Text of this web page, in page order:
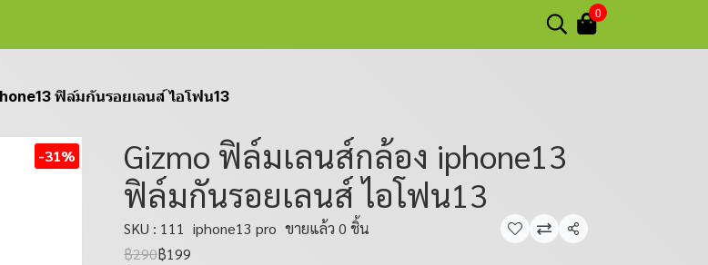
0
ฟิล์มกันรอยเลนส์ ไอโฟน13
-31%
Gizmo ฟิล์มเลนส์กล้อง iphone13
ฟิล์มกันรอยเลนส์ ไอโฟน13
SKU : 111 iphone13 pro ขายแล้ว 0 ชิ้น
แชร์
฿290฿199